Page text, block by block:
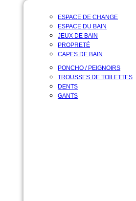
ESPACE DE CHANGE
ESPACE DU BAIN
JEUX DE BAIN
PROPRETÉ
CAPES DE BAIN
PONCHO / PEIGNOIRS
TROUSSES DE TOILETTES
DENTS
GANTS